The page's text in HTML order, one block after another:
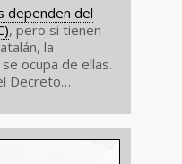
dependen del
, pero si tienen
la
ocupa de ellas.
Decreto